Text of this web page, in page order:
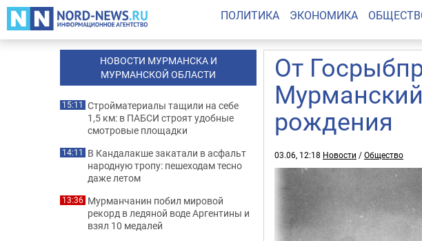
ПОЛИТИКА ЭКОНОМИКА
От
рождения
03.06, 12:18 Новости /Общество
НОВОСТИ МУРМАНСКА И
МУРМАНСКОЙ ОБЛАСТИ
15:11 Стройматериалы тащили на себе
1,5 км: в ПАБСИ строят удобные
смотровые площадки
14:11 В Кандалакше закатали в асфальт
народную тропу: пешеходам тесно
даже летом
13:36 Мурманчанин побил мировой
рекорд в ледяной воде Аргентины и
взял 10 медалей